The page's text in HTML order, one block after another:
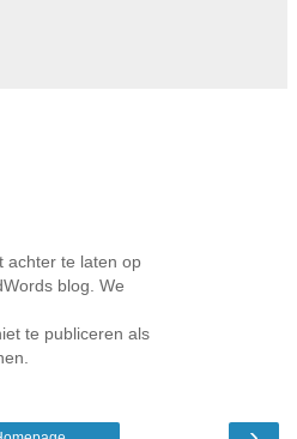
achter te laten op
blog. We
te publiceren als